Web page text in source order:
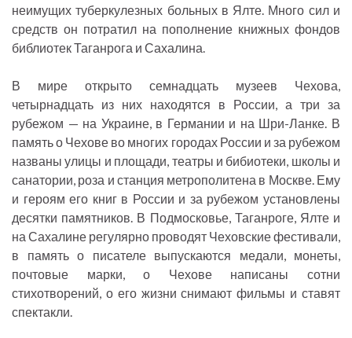
неимущих туберкулезных больных в Ялте. Много сил и
средств он потратил на пополнение книжных фондов
библиотек Таганрога и Сахалина.
В мире открыто семнадцать музеев Чехова,
четырнадцать из них находятся в России, а три за
рубежом — на Украине, в Германии и на Шри-Ланке. В
память о Чехове во многих городах России и за рубежом
названы улицы и площади, театры и бибиотеки, школы и
санатории, роза и станция метрополитена в Москве. Ему
и героям его книг в России и за рубежом установлены
десятки памятников. В Подмосковье, Таганроге, Ялте и
на Сахалине регулярно проводят Чеховские фестивали,
в память о писателе выпускаются медали, монеты,
почтовые марки, о Чехове написаны сотни
стихотворений, о его жизни снимают фильмы и ставят
спектакли.